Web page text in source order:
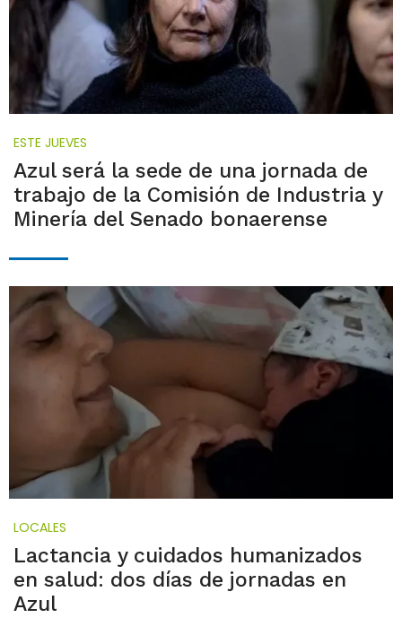
ESTE JUEVES
Azul será la sede de una jornada de
trabajo de la Comisión de Industria y
Minería del Senado bonaerense
LOCALES
Lactancia y cuidados humanizados
en salud: dos días de jornadas en
Azul